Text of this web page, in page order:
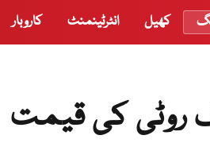
کھیل انٹرٹینمنٹ کاروبار
روٹی کی قیمت